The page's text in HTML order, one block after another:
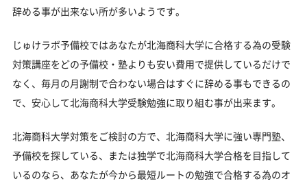
辞める事が出来ない所が多いようです。
じゅけラボ予備校ではあなたが北海商科大学に合格する為の受験
対策講座をどの予備校・塾よりも安い費用で提供しているだけで
なく、毎月の月謝制で合わない場合はすぐに辞める事もできるの
で、安心して北海商科大学受験勉強に取り組む事が出来ます。
北海商科大学対策をご検討の方で、北海商科大学に強い専門塾、
予備校を探している、または独学で北海商科大学合格を目指して
いるのなら、あなたが今から最短ルートの勉強で合格する為のオ